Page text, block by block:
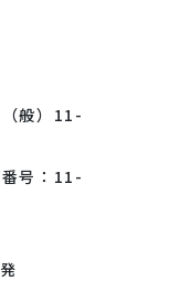
般）11-
号：11-